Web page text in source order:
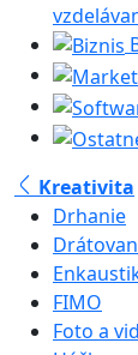
Kreativita
Drhanie
FIMO
Foto a